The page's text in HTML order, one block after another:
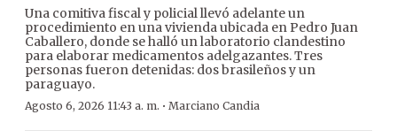
Una comitiva fiscal y policial llevó adelante un
procedimiento en una vivienda ubicada en Pedro Juan
Caballero, donde se halló un laboratorio clandestino
para elaborar medicamentos adelgazantes. Tres
personas fueron detenidas: dos brasileños y un
paraguayo.
Agosto 6, 2026 11:43 a. m. · Marciano Candia